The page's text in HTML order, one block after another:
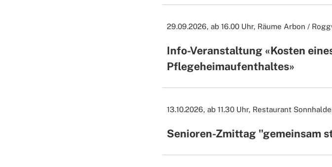
29.09.2026, ab 16.00 Uhr, Räume Arbon /
Info-Veranstaltung «Kosten
Pflegeheimaufenthaltes»
13.10.2026, ab 11.30 Uhr, Restaurant
Senioren-Zmittag "gemeinsam